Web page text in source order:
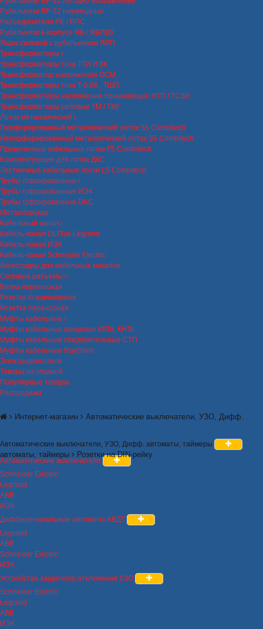
Рубильники ВР-32 перекидные
Разъединители РЕ / РПС
Рубильники в корпусе ЯБ / ЯБПВУ
Ящик силовой с рубильником ЯРП
Трансформаторы
трансформаторы тока ТТИ ИЭК
Трансформатор напряжения ОСМ
Трансформаторы тока Т-0.66 , ТШП
Трансформаторы напряжения понижающие ЯТП / ТСЗИ
Трансформаторы силовые ТМ / ТМГ
Лоток металлический
Перфорированный металлический лоток S5 Combitech
Неперфорированный металлический лоток S5 Combitech
Проволочные кабельные лотки F5 Combitech
Комплектующие для лотка ДКС
Лестничные кабельные лотки L5 Combitech
Трубы гофрированные
Трубы гофрированные ИЭК
Трубы гофрированные DKC
Металлорукав
Кабельный канал
Кабель-канал DLPlus Legrand
Кабель-канал ИЭК
Кабель-канал Schneider Electric
Аксессуары для кабельных каналов
Силовые разъемы
Вилка переносная
Розетка стационарная
Розетка переносная
Муфты кабельные
Муфты кабельные концевые КВТп, КНТп
Муфты кабельные соединительные СТП
Муфты кабельные Raychem
Электродвигатели
Товары на главной
Популярные товары
Распродажа
Интернет-магазин Автоматические выключатели, УЗО, Дифф.
автоматы, таймеры Розетки на DIN-рейку
Автоматические выключатели, УЗО, Дифф. автоматы, таймеры
Автоматические выключатели
Schneider Electric
Legrand
ABB
ИЭК
Дифференциальные автоматы АВДТ
Legrand
ABB
Schneider Electric
ИЭК
Устройства защитного отключения УЗО
Schneider Electric
Legrand
ABB
ИЭК